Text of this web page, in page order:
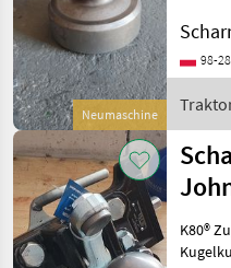
Neumaschine
(also
holder
---////
98-
K80®